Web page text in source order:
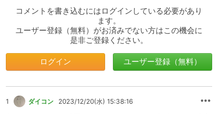
コメントを書き込むにはログインしている必要があり
ます。
ユーザー登録（無料）がお済みでない方はこの機会に
是非ご登録ください。
ログイン ユーザー登録（無料）
1 ダイコン 2023/12/20(水) 15:38:16